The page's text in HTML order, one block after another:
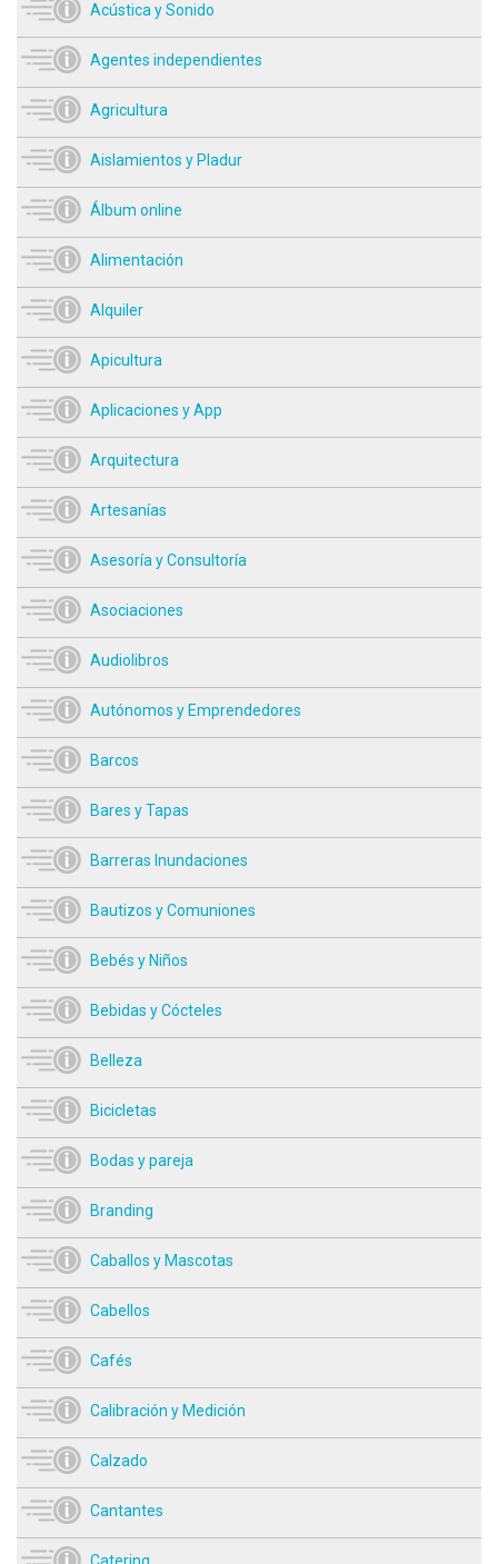
Acústica y Sonido
Agentes independientes
Agricultura
Aislamientos y Pladur
Álbum online
Alimentación
Alquiler
Apicultura
Aplicaciones y App
Arquitectura
Artesanías
Asesoría y Consultoría
Asociaciones
Audiolibros
Autónomos y Emprendedores
Barcos
Bares y Tapas
Barreras Inundaciones
Bautizos y Comuniones
Bebés y Niños
Bebidas y Cócteles
Belleza
Bicicletas
Bodas y pareja
Branding
Caballos y Mascotas
Cabellos
Cafés
Calibración y Medición
Calzado
Cantantes